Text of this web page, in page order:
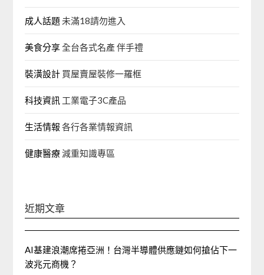
成人話題 未滿18請勿進入
美食分享全台各式名產 伴手禮
裝潢設計 買屋賣屋裝修一羅框
科技資訊 工業電子3C產品
生活情報 各行各業情報資訊
健康醫療減重知識專區
近期文章
AI基建浪潮席捲亞洲！台灣半導體供應鏈如何搶佔下一
波兆元商機？